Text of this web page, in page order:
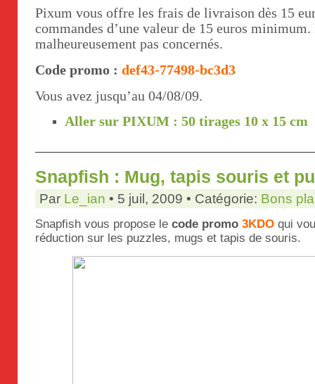
Pixum vous offre les frais de livraison dès 15
commandes d’une valeur de 15 euros
malheureusement pas concernés.
Code promo : def43-77498-bc3d3
Vous avez jusqu’au 04/08/09.
Aller sur PIXUM : 50 tirages 10 x 15 cm
Snapfish : Mug, tapis souris et
Par Le_ian • 5 juil, 2009 • Catégorie: Bons
Snapfish vous propose le code promo 3KDO qui
réduction sur les puzzles, mugs et tapis de souris.